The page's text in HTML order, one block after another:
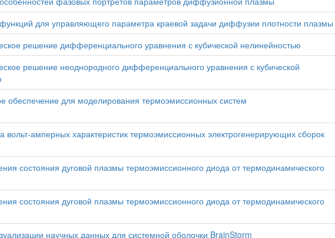
для управляющего параметра краевой задачи диффузии плотности плазмы
решение дифференциального уравнения с кубической нелинейностью
решение неоднородного дифференциального уравнения с кубической
обеспечение для моделирования термоэмиссионных систем
вольт-амперных характеристик термоэмиссионных электрогенерирующих сборок
состояния дуговой плазмы термоэмиссионного диода от термодинамического
состояния дуговой плазмы термоэмиссионного диода от термодинамического
научных данных для системной оболочки BrainStorm